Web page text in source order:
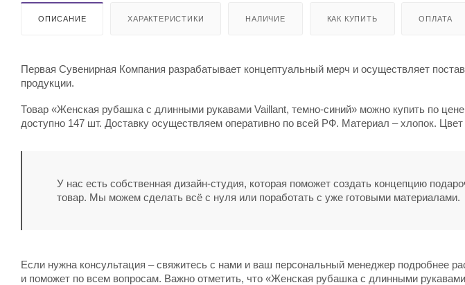
ОПИСАНИЕ ХАРАКТЕРИСТИКИ НАЛИЧИЕ КАК КУПИТЬ ОПЛАТА
Первая Сувенирная Компания разрабатывает концептуальный мерч и осуществляет
продукции.
Товар «Женская рубашка с длинными рукавами Vaillant, темно-синий» можно купить по
доступно 147 шт. Доставку осуществляем оперативно по всей РФ. Материал – хлопок. Цвет
У нас есть собственная дизайн-студия, которая поможет создать концепцию
товар. Мы можем сделать всё с нуля или поработать с уже готовыми материалами.
Если нужна консультация – свяжитесь с нами и ваш персональный менеджер подробнее
и поможет по всем вопросам. Важно отметить, что «Женская рубашка с длинными